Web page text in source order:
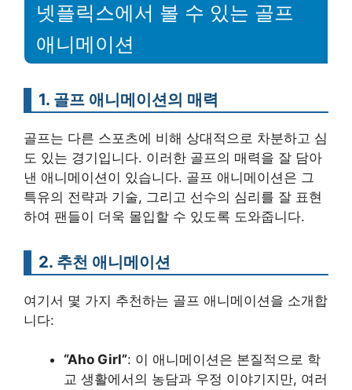
넷플릭스에서 볼 수 있는 골프
애니메이션
1. 골프 애니메이션의 매력
골프는 다른 스포츠에 비해 상대적으로 차분하고 심
도 있는 경기입니다. 이러한 골프의 매력을 잘 담아
낸 애니메이션이 있습니다. 골프 애니메이션은 그
특유의 전략과 기술, 그리고 선수의 심리를 잘 표현
하여 팬들이 더욱 몰입할 수 있도록 도와줍니다.
2. 추천 애니메이션
여기서 몇 가지 추천하는 골프 애니메이션을 소개합
니다:
“Aho Girl”: 이 애니메이션은 본질적으로 학
교 생활에서의 농담과 우정 이야기지만, 여러